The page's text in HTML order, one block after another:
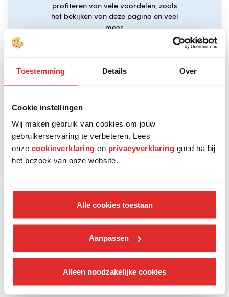
Toestemming Details Over
Cookie instellingen
Wij maken gebruik van cookies om jouw
gebruikerservaring te verbeteren. Lees
onze cookieverklaring en privacyverklaring goed na bij
het bezoek van onze website.
Alle cookies toestaan
Aanpassen
Alleen noodzakelijke cookies
profiteren van vele voordelen, zoals
het bekijken van deze pagina en veel
meer.
Onze partners